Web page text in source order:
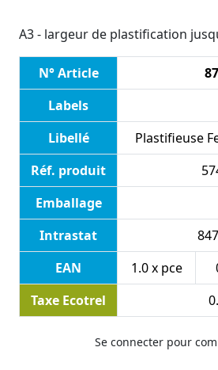
A3 - largeur de plastification
N° Article
Labels
Libellé
Plastifieuse
Réf. produit
Emballage
Intrastat
EAN
1.0 x pce
Taxe Ecotrel
Se connecter pour